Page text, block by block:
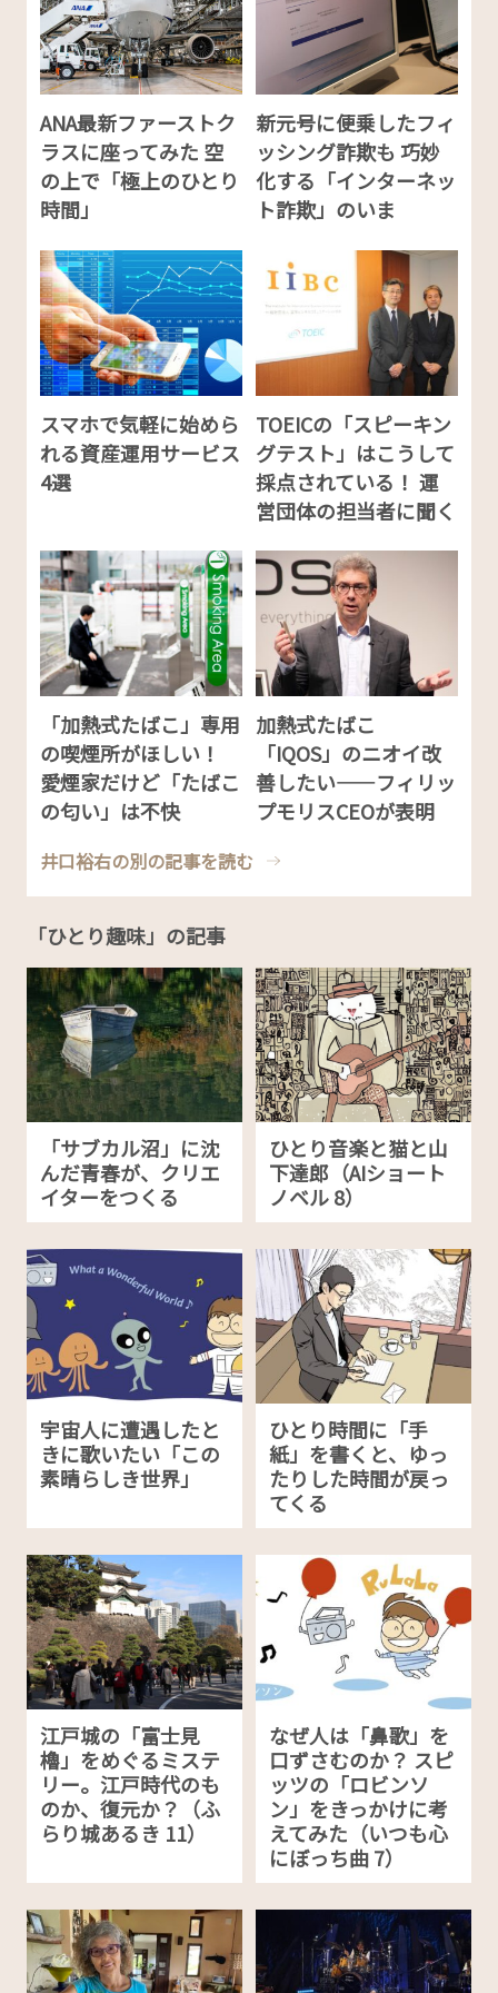
ANA最新ファーストク
ラスに座ってみた 空
の上で「極上のひとり
時間」
新元号に便乗したフィ
ッシング詐欺も 巧妙
化する「インターネッ
ト詐欺」のいま
スマホで気軽に始めら
れる資産運用サービス
4選
TOEICの「スピーキン
グテスト」はこうして
採点されている！ 運
営団体の担当者に聞く
「加熱式たばこ」専用
の喫煙所がほしい！
愛煙家だけど「たばこ
の匂い」は不快
加熱式たばこ
「IQOS」のニオイ改
善したい――フィリッ
プモリスCEOが表明
井口裕右の別の記事を読む
「ひとり趣味」の記事
「サブカル沼」に沈
んだ青春が、クリエ
イターをつくる
ひとり音楽と猫と山
下達郎（AIショート
ノベル 8）
宇宙人に遭遇したと
きに歌いたい「この
素晴らしき世界」
ひとり時間に「手
紙」を書くと、ゆっ
たりした時間が戻っ
てくる
江戸城の「富士見
櫓」をめぐるミステ
リー。江戸時代のも
のか、復元か？（ふ
らり城あるき 11）
なぜ人は「鼻歌」を
口ずさむのか？ スピ
ッツの「ロビンソ
ン」をきっかけに考
えてみた（いつも心
にぼっち曲 7）